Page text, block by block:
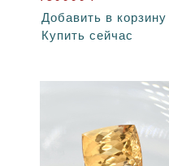
Добавить в корзину
Купить сейчас